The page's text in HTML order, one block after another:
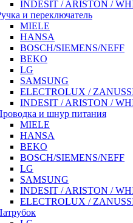
INDESIT / ARISTON /
и переключатель
MIELE
HANSA
BOSCH/SIEMENS/NEFF
BEKO
LG
SAMSUNG
ELECTROLUX /
INDESIT / ARISTON /
и шнур питания
MIELE
HANSA
BEKO
BOSCH/SIEMENS/NEFF
LG
SAMSUNG
INDESIT / ARISTON /
ELECTROLUX /